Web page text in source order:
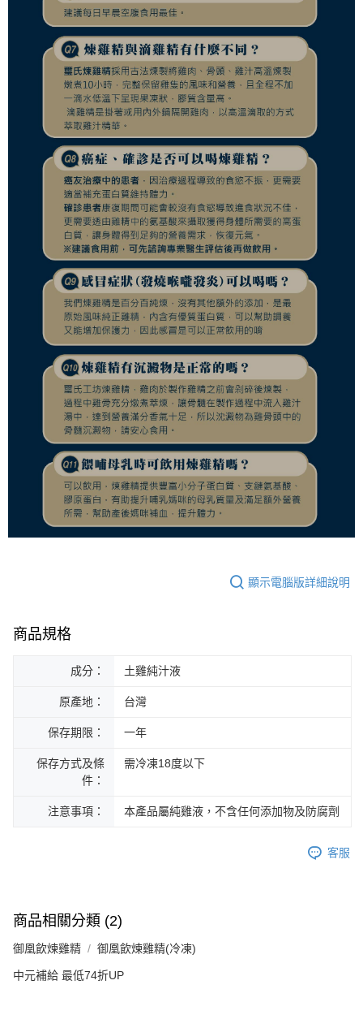
顯示電腦版詳細說明
商品規格
成分： 土雞純汁液
原產地： 台灣
保存期限： 一年
保存方式及條
件：
需冷凍18度以下
注意事項： 本產品屬純雞液，不含任何添加物及防腐劑
客服
商品相關分類 (2)
御凰飲煉雞精 御凰飲煉雞精(冷凍)
中元補給 最低74折UP